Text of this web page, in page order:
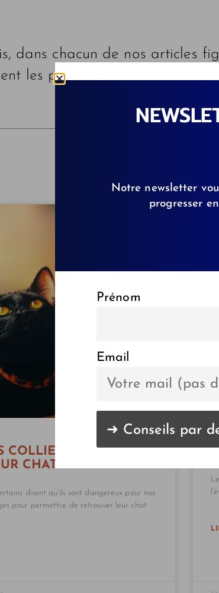
dans chacun de nos articles
les plus agréables
COLLIERS ANTI-
CHAT
disent qu’ils sont dangereux pour nos
pour permettre de retrouver leur chat
Notre newsletter
progresser
Prénom
Email